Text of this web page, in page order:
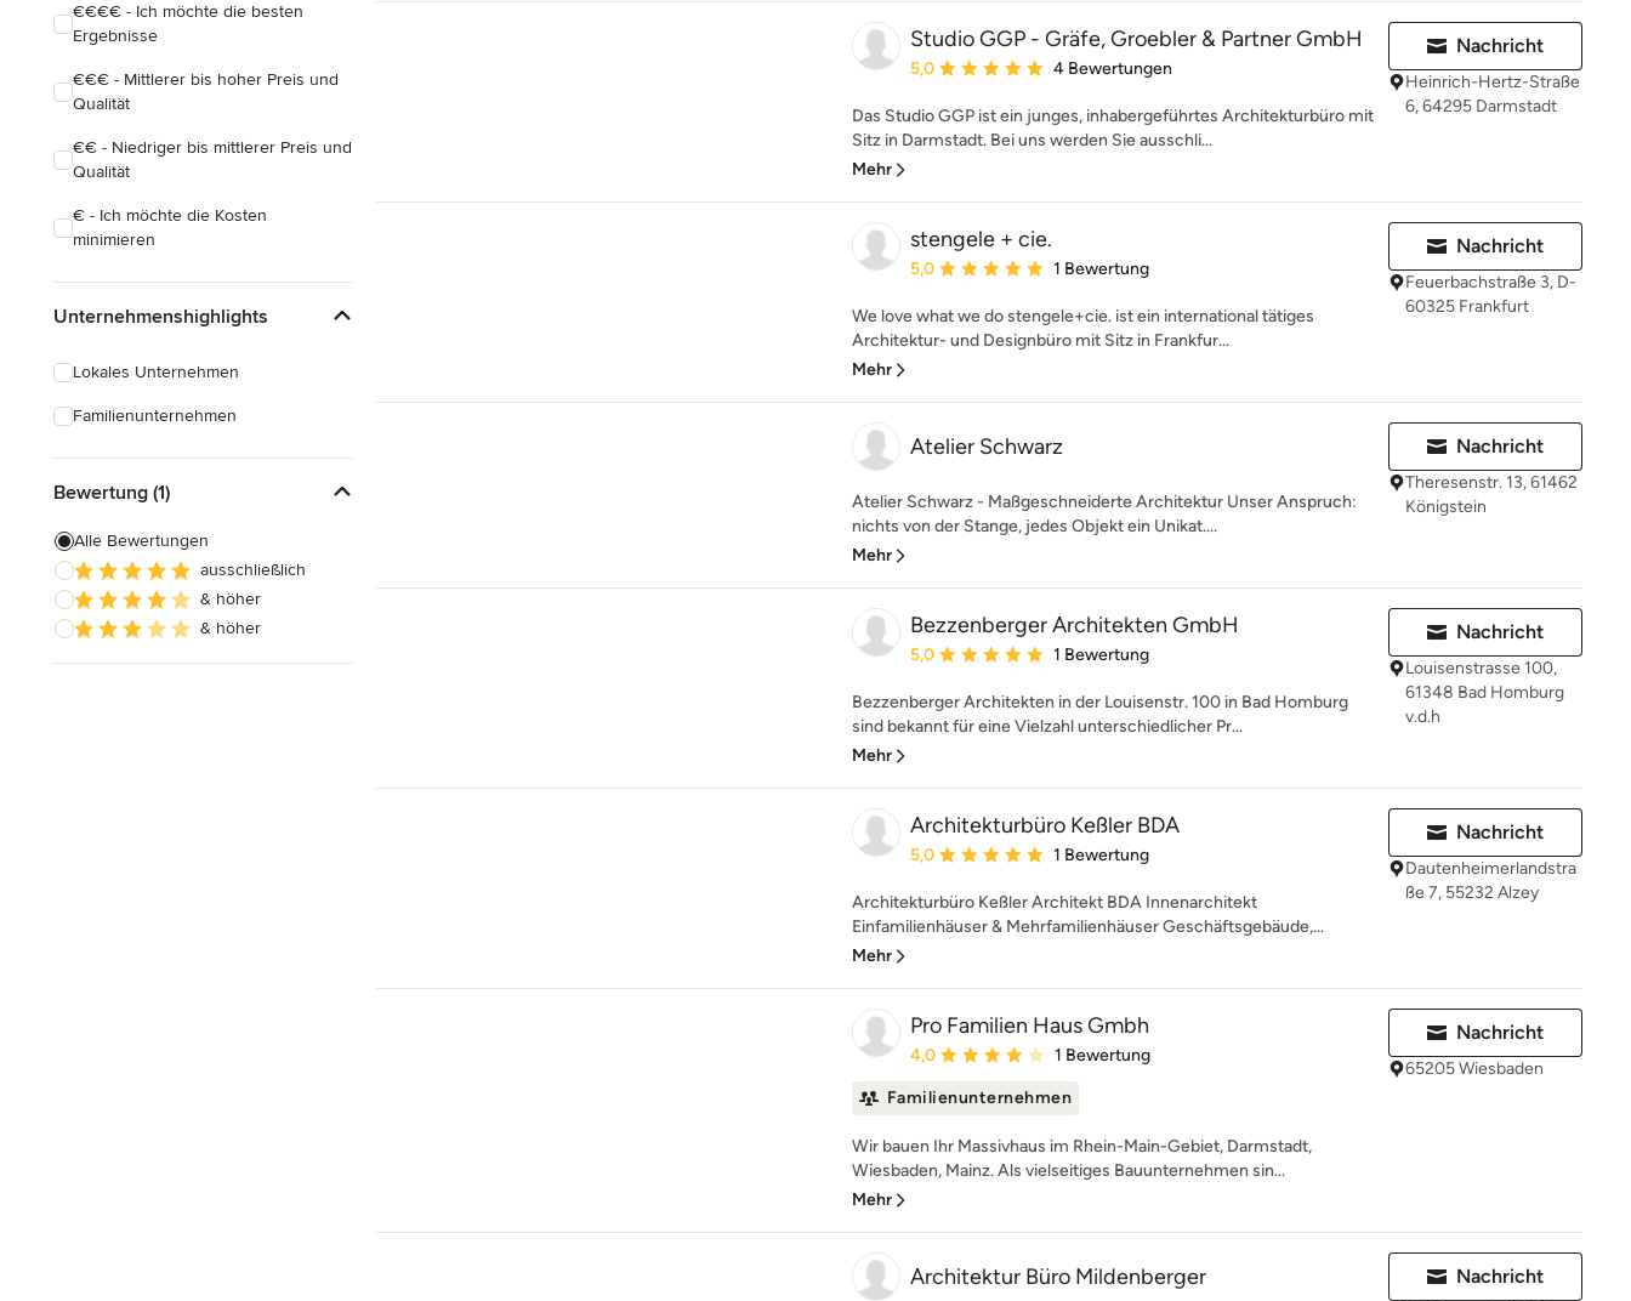
€€€€ - Ich möchte die besten
Ergebnisse
€€€ - Mittlerer bis hoher Preis und
Qualität
€€ - Niedriger bis mittlerer Preis und
Qualität
€ - Ich möchte die Kosten
minimieren
Unternehmenshighlights
Lokales Unternehmen
Familienunternehmen
Bewertung (1)
Alle Bewertungen
ausschließlich
& höher
& höher
Studio GGP - Gräfe, Groebler & Partner GmbH
Durchschnittliche Bewertung: 5 von 5 Sternen
5,0 4 Bewertungen
Das Studio GGP ist ein junges, inhabergeführtes Architekturbüro mit
Sitz in Darmstadt. Bei uns werden Sie ausschli...
Mehr
Nachricht
Heinrich-Hertz-Straße
6, 64295 Darmstadt
stengele + cie.
Durchschnittliche Bewertung: 5 von 5 Sternen
5,0 1 Bewertung
We love what we do stengele+cie. ist ein international tätiges
Architektur- und Designbüro mit Sitz in Frankfur...
Mehr
Nachricht
Feuerbachstraße 3, D-
60325 Frankfurt
Atelier Schwarz
Atelier Schwarz - Maßgeschneiderte Architektur Unser Anspruch:
nichts von der Stange, jedes Objekt ein Unikat....
Mehr
Nachricht
Theresenstr. 13, 61462
Königstein
Bezzenberger Architekten GmbH
Durchschnittliche Bewertung: 5 von 5 Sternen
5,0 1 Bewertung
Bezzenberger Architekten in der Louisenstr. 100 in Bad Homburg
sind bekannt für eine Vielzahl unterschiedlicher Pr...
Mehr
Nachricht
Louisenstrasse 100,
61348 Bad Homburg
v.d.h
Architekturbüro Keßler BDA
Durchschnittliche Bewertung: 5 von 5 Sternen
5,0 1 Bewertung
Architekturbüro Keßler Architekt BDA Innenarchitekt
Einfamilienhäuser & Mehrfamilienhäuser Geschäftsgebäude,...
Mehr
Nachricht
Dautenheimerlandstra
ße 7, 55232 Alzey
Pro Familien Haus Gmbh
Durchschnittliche Bewertung: 4 von 5 Sternen
4,0 1 Bewertung
Familienunternehmen
Wir bauen Ihr Massivhaus im Rhein-Main-Gebiet, Darmstadt,
Wiesbaden, Mainz. Als vielseitiges Bauunternehmen sin...
Mehr
Nachricht
65205 Wiesbaden
Architektur Büro Mildenberger Nachricht